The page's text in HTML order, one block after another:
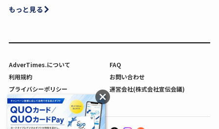
もっと見る
AdverTimes.について
FAQ
利用規約
お問い合わせ
プライバシーポリシー
運営会社(株式会社宣伝会議)
利用者情報の外部送信について